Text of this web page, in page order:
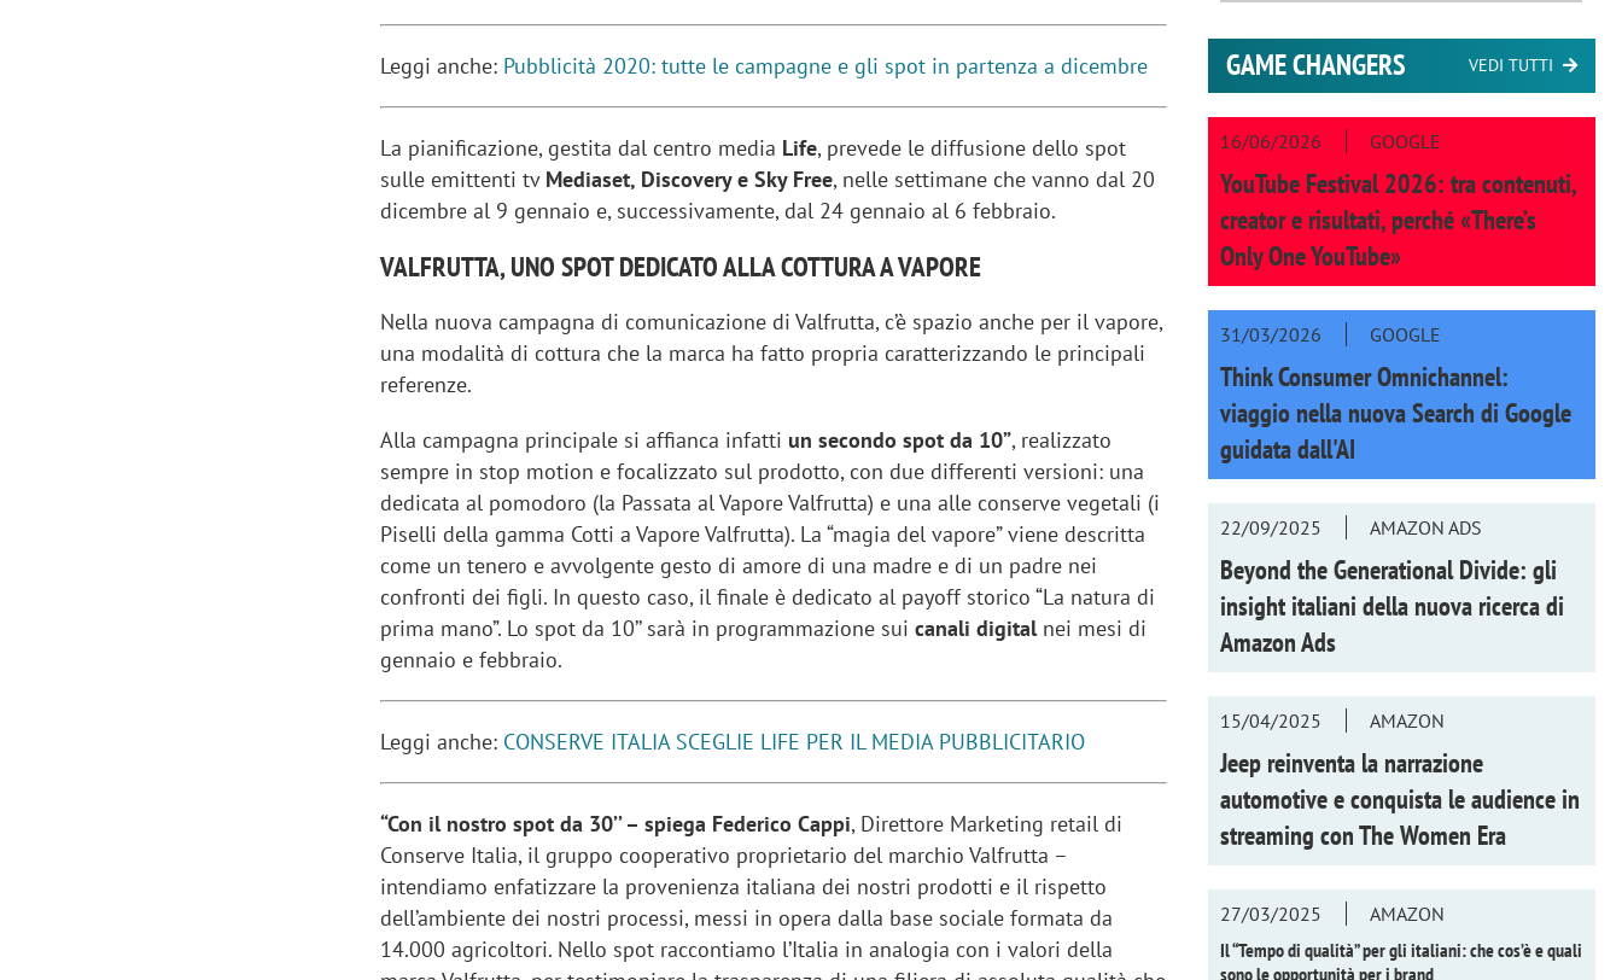
Leggi anche: Pubblicità 2020: tutte le campagne e gli spot in partenza a dicembre
La pianificazione, gestita dal centro media Life, prevede le diffusione dello spot
sulle emittenti tv Mediaset, Discovery e Sky Free, nelle settimane che vanno dal 20
dicembre al 9 gennaio e, successivamente, dal 24 gennaio al 6 febbraio.
VALFRUTTA, UNO SPOT DEDICATO ALLA COTTURA A VAPORE
Nella nuova campagna di comunicazione di Valfrutta, c’è spazio anche per il vapore,
una modalità di cottura che la marca ha fatto propria caratterizzando le principali
referenze.
Alla campagna principale si affianca infatti un secondo spot da 10”, realizzato
sempre in stop motion e focalizzato sul prodotto, con due differenti versioni: una
dedicata al pomodoro (la Passata al Vapore Valfrutta) e una alle conserve vegetali (i
Piselli della gamma Cotti a Vapore Valfrutta). La “magia del vapore” viene descritta
come un tenero e avvolgente gesto di amore di una madre e di un padre nei
confronti dei figli. In questo caso, il finale è dedicato al payoff storico “La natura di
prima mano”. Lo spot da 10’’ sarà in programmazione suicanali digitalnei mesi di
gennaio e febbraio.
Leggi anche: CONSERVE ITALIA SCEGLIE LIFE PER IL MEDIA PUBBLICITARIO
“Con il nostro spot da 30’’ – spiega Federico Cappi, Direttore Marketing retail di
Conserve Italia, il gruppo cooperativo proprietario del marchio Valfrutta –
intendiamo enfatizzare la provenienza italiana dei nostri prodotti e il rispetto
dell’ambiente dei nostri processi, messi in opera dalla base sociale formata da
14.000 agricoltori. Nello spot raccontiamo l’Italia in analogia con i valori della
GAME CHANGERS VEDI TUTTI
16/06/2026 GOOGLE
YouTube Festival 2026: tra contenuti,
creator e risultati, perché «There’s
Only One YouTube»
31/03/2026 GOOGLE
Think Consumer Omnichannel:
viaggio nella nuova Search di Google
guidata dall'AI
22/09/2025 AMAZON ADS
Beyond the Generational Divide: gli
insight italiani della nuova ricerca di
Amazon Ads
15/04/2025 AMAZON
Jeep reinventa la narrazione
automotive e conquista le audience in
streaming conThe Women Era
27/03/2025
AMAZON
Il “Tempo di qualità” per gli italiani: che cos’è e quali
sono le opportunità per i brand